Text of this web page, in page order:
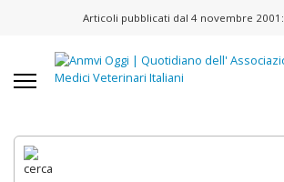
Articoli pubblicati dal 4 novembre 2001: